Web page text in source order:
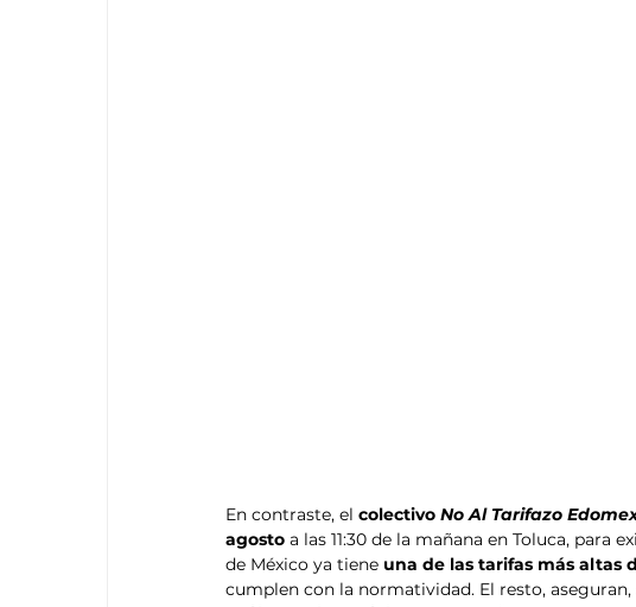
En contraste, el colectivo No Al Tarifazo
agosto a las 11:30 de la mañana en Toluca,
de México ya tiene una de las tarifas más altas
cumplen con la normatividad. El resto,